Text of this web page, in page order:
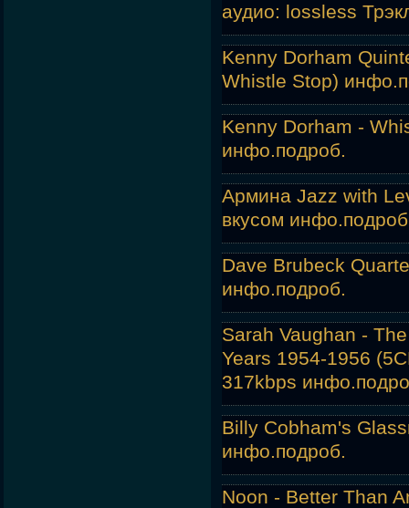
аудио: lossless
Kenny Dorham
Whistle Stop) инфо.
Kenny Dorham -
инфо.подроб.
Армина Jazz with
вкусом инфо.
Dave Brubeck
инфо.подроб.
Sarah Vaughan -
Years 1954-1956
317kbps инфо.
Billy Cobham's
инфо.подроб.
Noon - Better Than